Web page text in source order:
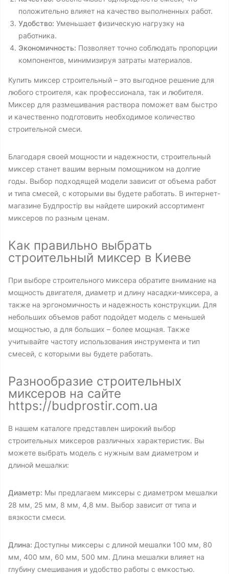
положительно влияет на качество выполненных работ.
Удобство: Уменьшает физическую нагрузку на
работника.
Экономичность: Позволяет точно соблюдать пропорции
компонентов, минимизируя затраты материалов.
Купить миксер строительный – это выгодное решение для
любого строителя, как профессионала, так и любителя.
Миксер для размешивания раствора поможет вам быстро
и качественно подготовить необходимое количество
строительной смеси.
Благодаря своей мощности и надежности, строительный
миксер станет вашим верным помощником на долгие
годы. Выбор подходящей модели зависит от объема работ
и типа смесей, с которыми вы будете работать. В интернет-
магазине Будпростір вы найдете широкий ассортимент
миксеров по разным ценам.
Как правильно выбрать
строительный миксер в Киеве
При выборе строительного миксера обратите внимание на
мощность двигателя, диаметр и длину насадки-миксера, а
также на эргономичность и надежность конструкции. Для
небольших объемов работ подойдет модель с меньшей
мощностью, а для больших – более мощная. Также
учитывайте частоту использования инструмента и тип
смесей, с которыми вы будете работать.
Разнообразие строительных
миксеров на сайте
https://budprostir.com.ua
В нашем каталоге представлен широкий выбор
строительных миксеров различных характеристик. Вы
можете выбрать модель с нужным вам диаметром и
длиной мешалки:
Диаметр: Мы предлагаем миксеры с диаметром мешалки
28 мм, 25 мм, 8 мм, 4,8 мм. Выбор зависит от типа и
вязкости смеси.
Длина: Доступны миксеры с длиной мешалки 100 мм, 80
мм, 400 мм, 60 мм, 500 мм. Длина мешалки влияет на
глубину смешивания и удобство работы с емкостью.